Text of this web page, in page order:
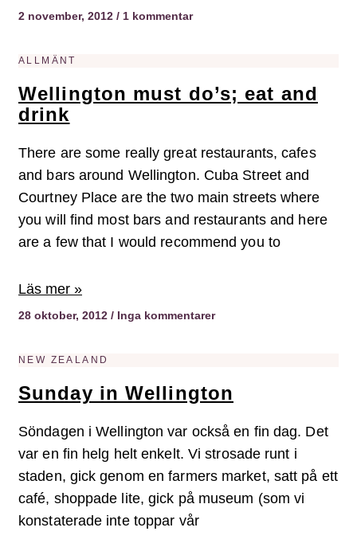
2 november, 2012 1 kommentar
ALLMÄNT
Wellington must do’s; eat and
drink
There are some really great restaurants, cafes
and bars around Wellington. Cuba Street and
Courtney Place are the two main streets where
you will find most bars and restaurants and here
are a few that I would recommend you to
Läs mer »
28 oktober, 2012 Inga kommentarer
NEW ZEALAND
Sunday in Wellington
Söndagen i Wellington var också en fin dag. Det
var en fin helg helt enkelt. Vi strosade runt i
staden, gick genom en farmers market, satt på ett
café, shoppade lite, gick på museum (som vi
konstaterade inte toppar vår